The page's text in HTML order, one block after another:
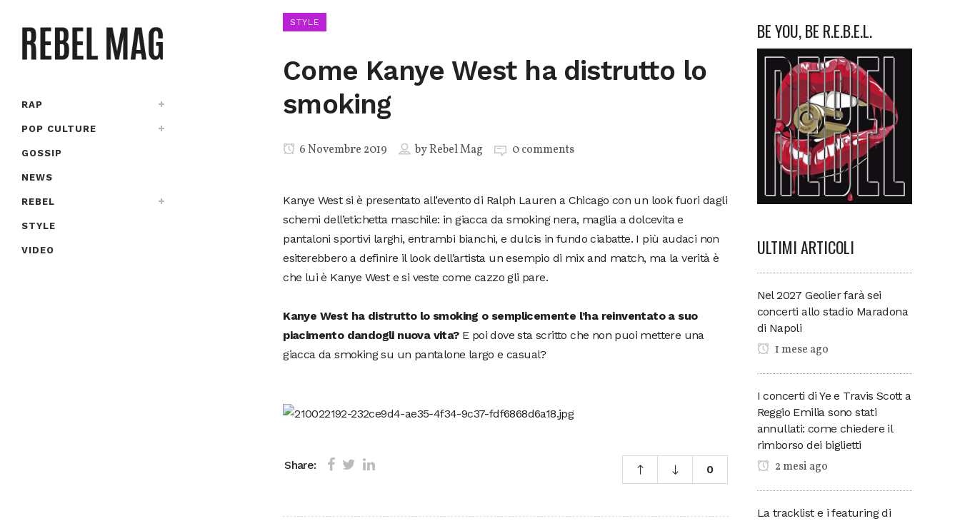
RAP
POP CULTURE
GOSSIP
NEWS
REBEL
STYLE
VIDEO
STYLE
Come Kanye West ha distrutto lo
smoking
6 Novembre 2019 byRebel Mag 0 comments
Kanye West si è presentato all’evento di Ralph Lauren a Chicago con un look fuori dagli
schemi dell’etichetta maschile: in giacca da smoking nera, maglia a dolcevita e
pantaloni sportivi larghi, entrambi bianchi, e dulcis in fundo ciabatte. I più audaci non
esiterebbero a definire il look dell’artista un esempio di mix and match, ma la verità è
che lui è Kanye West e si veste come cazzo gli pare.
Kanye West ha distrutto lo smoking o semplicemente l’ha reinventato a suo
piacimento dandogli nuova vita?E poi dove sta scritto che non puoi mettere una
giacca da smoking su un pantalone largo e casual?
Share: 0
BE YOU, BE R.E.B.E.L.
ULTIMI ARTICOLI
Nel 2027 Geolier farà sei
concerti allo stadio Maradona
di Napoli
1 mese ago
I concerti di Ye e Travis Scott a
Reggio Emilia sono stati
annullati: come chiedere il
rimborso dei biglietti
2 mesi ago
La tracklist e i featuring di